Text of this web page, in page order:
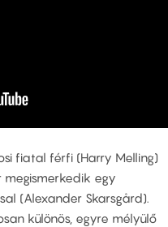
fiatal férfi (Harry Melling)
egy
(Alexander Skarsgård).
különös, egyre mélyülő